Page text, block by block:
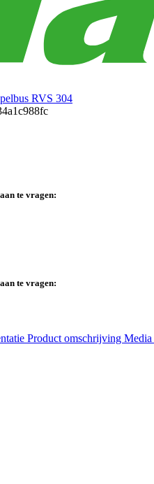
RVS 304
te vragen:
te vragen:
Product omschrijving Media